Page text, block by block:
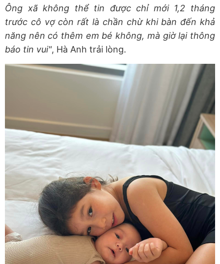
Ông xã không thể tin được chỉ mới 1,2 tháng
trước cô vợ còn rất là chần chừ khi bàn đến khả
năng nên có thêm em bé không, mà giờ lại thông
báo tin vui", Hà Anh trải lòng.